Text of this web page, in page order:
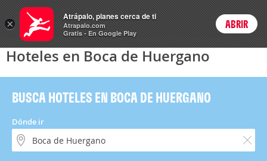
Hoteles Login
Hoteles en Boca de Huergano
BUSCA HOTELES EN BOCA DE HUERGANO
Dónde ir
×
Atrápalo, planes cerca de ti
Atrapalo.com
Gratis - En Google Play
ABRIR